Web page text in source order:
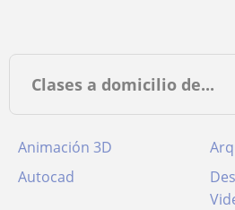
Clases a domicilio de...
Animación 3D
Autocad